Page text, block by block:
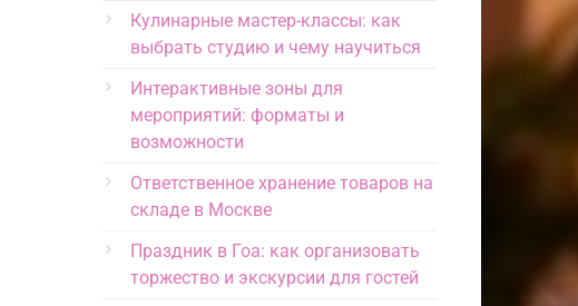
Кулинарные мастер-классы: как
выбрать студию и чему научиться
Интерактивные зоны для
мероприятий: форматы и
возможности
Ответственное хранение товаров на
складе в Москве
Праздник в Гоа: как организовать
торжество и экскурсии для гостей